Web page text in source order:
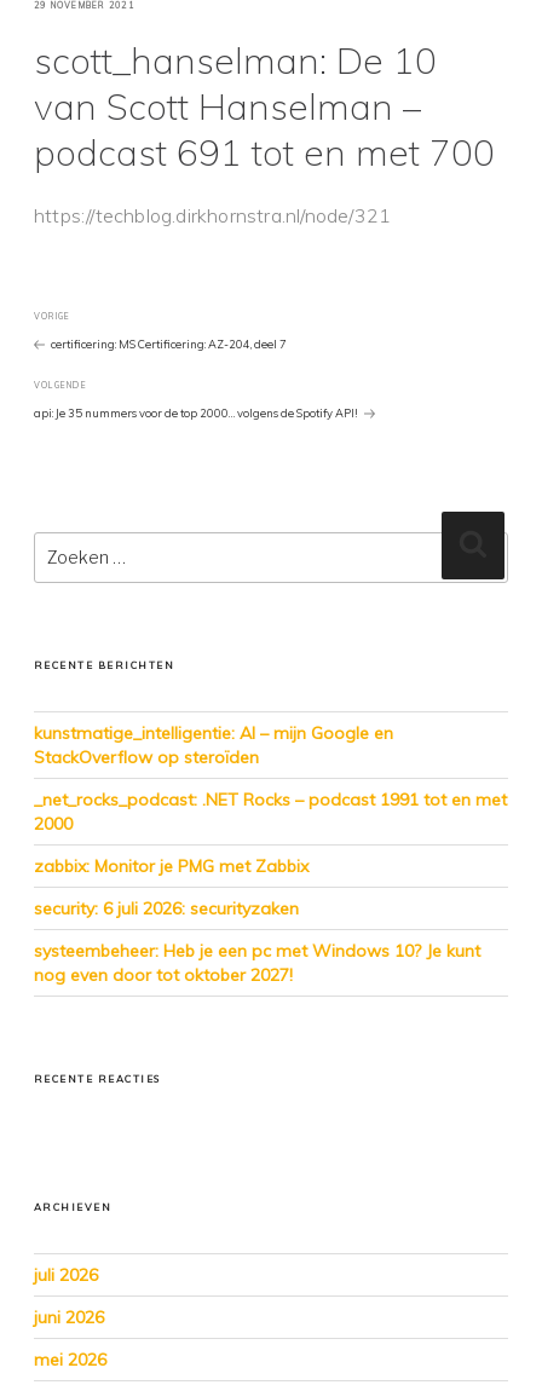
GEPLAATST
29 NOVEMBER 2021
scott_hanselman: De 10
van Scott Hanselman –
podcast 691 tot en met 700
https://techblog.dirkhornstra.nl/node/321
Bericht
navigatie
Vorig
bericht
VORIGE
certificering: MS Certificering: AZ-204, deel 7
Volgend
Bericht
VOLGENDE
api: Je 35 nummers voor de top 2000… volgens de Spotify API!
Zoeken
naar:
RECENTE BERICHTEN
kunstmatige_intelligentie: AI – mijn Google en
StackOverflow op steroïden
_net_rocks_podcast: .NET Rocks – podcast 1991 tot en met
2000
zabbix: Monitor je PMG met Zabbix
security: 6 juli 2026: securityzaken
systeembeheer: Heb je een pc met Windows 10? Je kunt
nog even door tot oktober 2027!
RECENTE REACTIES
ARCHIEVEN
juli 2026
juni 2026
mei 2026